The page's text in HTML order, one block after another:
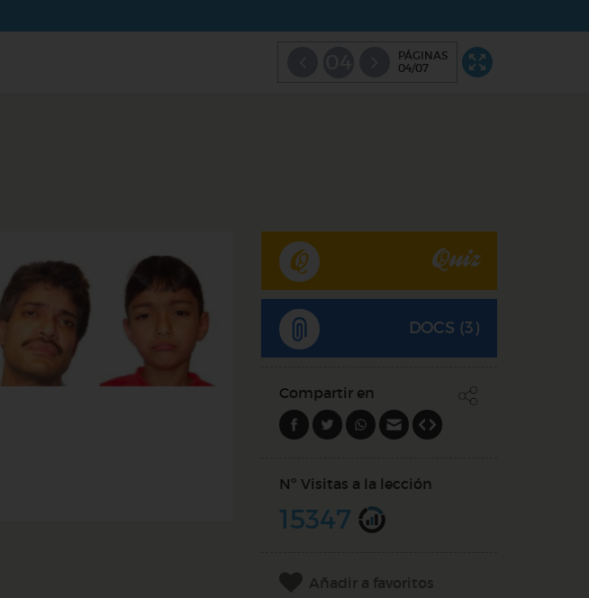
PÁGINAS
04/07
Quiz
DOCS (3)
Compartir en
Nº Visitas a la lección
15347
Añadir a favoritos